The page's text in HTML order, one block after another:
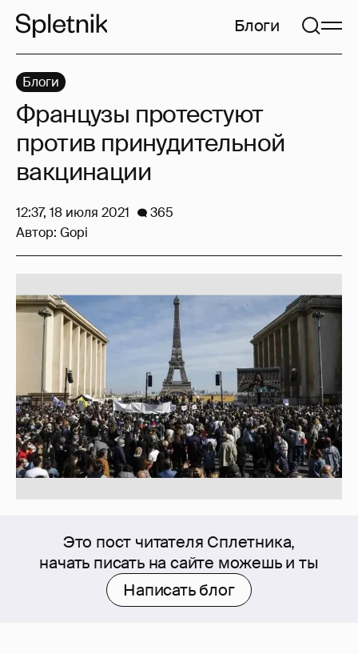
Блоги
Это пост читателя Сплетника,
начать писать на сайте можешь и ты
Написать блог
Блоги
Французы протестуют
против принудительной
вакцинации
12:37, 18 июля 2021
365
Автор: Gopi